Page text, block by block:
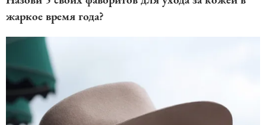
жаркое время года?